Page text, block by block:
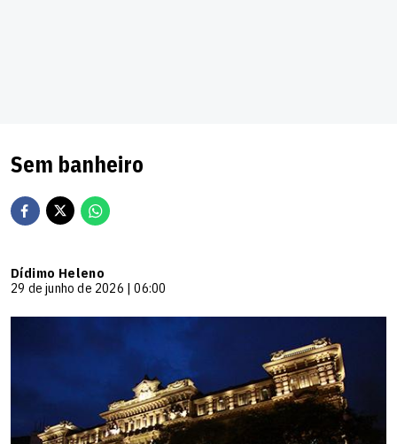
Sem banheiro
Dídimo Heleno
29 de junho de 2026 | 06:00